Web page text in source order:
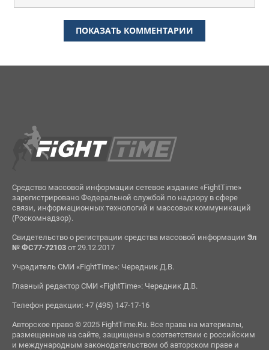
ПОКАЗАТЬ КОММЕНТАРИИ
Средство массовой информации сетевое издание «FightTime»
зарегистрировано Федеральной службой по надзору в сфере
связи, информационных технологий и массовых коммуникаций
(Роскомнадзор).
Свидетельство о регистрации средства массовой информации Эл
№ ФС77-72103от 29.12.2017
Учредитель СМИ «FightTime»: Чередник Д.В.
Главный редактор СМИ «FightTime»: Чередник Д.В.
Телефон редакции: +7 (495) 147-17-16
Авторское право © 2025 FightTime.Ru. Все права на материалы,
размещенные на сайте, защищены в соответствии с российским
и международным законодательством об авторском праве и